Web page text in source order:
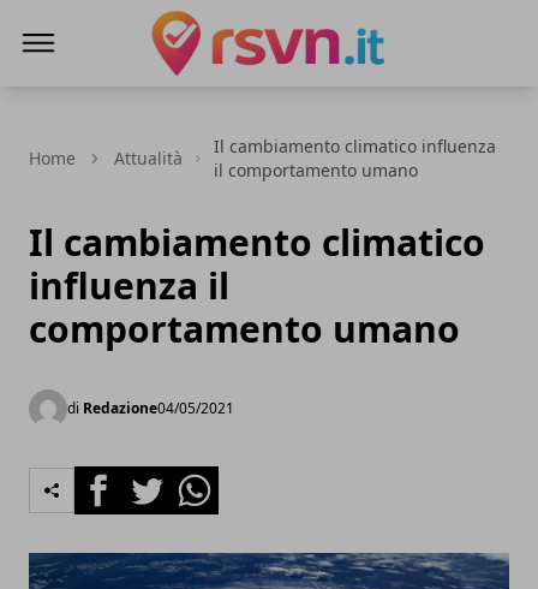
Home Attualità
Il cambiamento climatico influenza
il comportamento umano
Il cambiamento climatico
influenza il
comportamento umano
di Redazione04/05/2021
FacebookTwitterWhatsapp